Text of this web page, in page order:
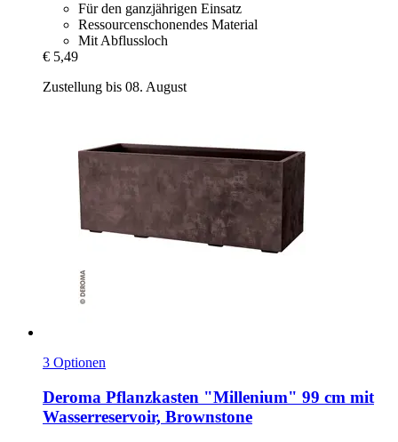
Für den ganzjährigen Einsatz
Ressourcenschonendes Material
Mit Abflussloch
€ 5,49
Zustellung bis 08. August
3 Optionen
Deroma Pflanzkasten "Millenium" 99 cm mit
Wasserreservoir, Brownstone